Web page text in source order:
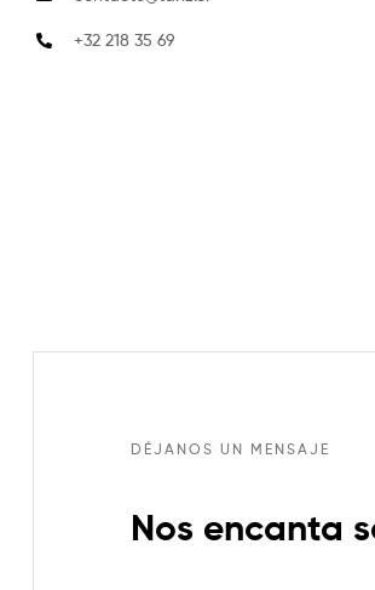
+32 218 35 69
DÉJANOS UN MENSAJE
Nos encanta